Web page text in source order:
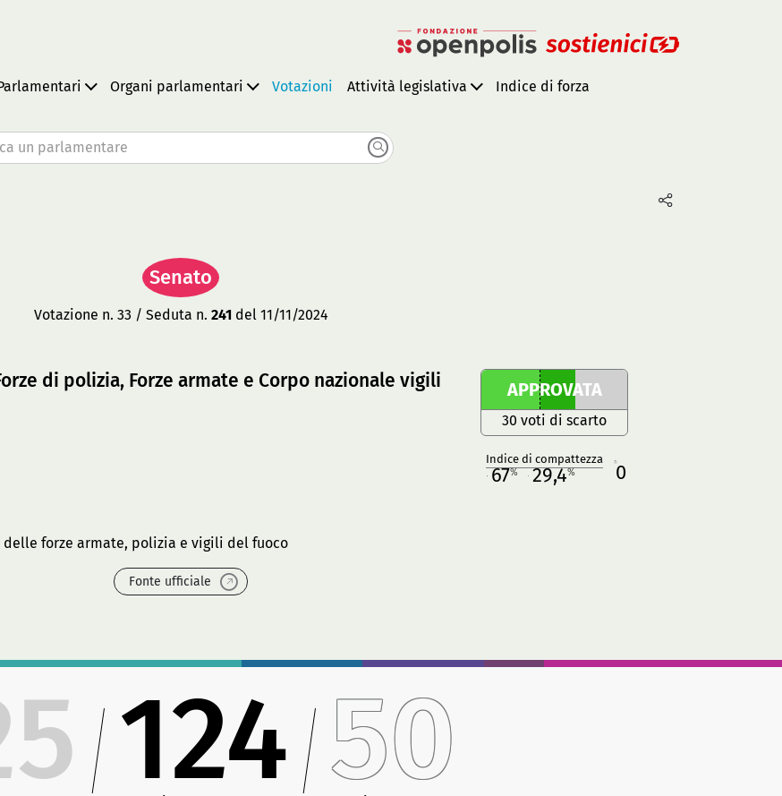
Organi parlamentari Votazioni Attività legislativa Indice di forza
un parlamentare
Senato
Votazione n. 33 / Seduta n. 241del 11/11/2024
di polizia, Forze armate e Corpo nazionale vigili
APPROVATA
30 voti di scarto
Indice di compattezza
67% 29,4% 0
delle forze armate, polizia e vigili del fuoco
Fonte ufficiale
124 50